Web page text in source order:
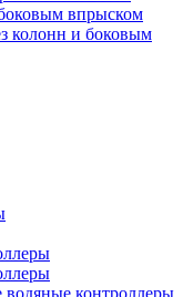
впрыском
колонн и боковым
контроллеры